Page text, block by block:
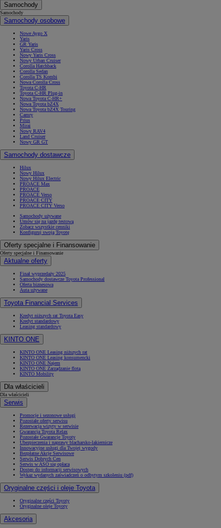
Samochody
Samochody
Samochody osobowe
Nowe Aygo X
Yaris
GR Yaris
Yaris Cross
Nowy Yaris Cross
Nowy Urban Cruiser
Corolla Hatchback
Corolla Sedan
Corolla TS Kombi
Nowa Corolla Cross
Toyota C-HR
Toyota C-HR Plug-in
Nowa Toyota C-HR+
Nowa Toyota bZ4X
Nowa Toyota bZ4X Touring
Camry
Prius
Mirai
Nowy RAV4
Land Cruiser
Nowy GR GT
Samochody dostawcze
Hilux
Nowy Hilux
Nowy Hilux Electric
PROACE Max
PROACE
PROACE Verso
PROACE CITY
PROACE CITY Verso
Samochody używane
Umów się na jazdę testową
Zobacz wszystkie cenniki
Konfiguruj swoją Toyotę
Oferty specjalne i Finansowanie
Oferty specjalne i Finansowanie
Aktualne oferty
Finał wyprzedaży 2025
Samochody dostawcze Toyota Professional
Oferta biznesowa
Auta używane
Toyota Financial Services
Kredyt niższych rat Toyota Easy
Kredyt standardowy
Leasing standardowy
KINTO ONE
KINTO ONE Leasing niższych rat
KINTO ONE Leasing konsumencki
KINTO ONE Najem
KINTO ONE Zarządzanie flotą
KINTO Mobility
Dla właścicieli
Dla właścicieli
Serwis
Promocje i sezonowe usługi
Pozostałe oferty serwisu
Rezerwacja wizyty w serwisie
Gwarancja Toyota Relax
Pozostałe Gwarancje Toyoty
Ubezpieczenia i naprawy blacharsko-lakiernicze
Innowacyjne usługi dla Twojej wygody
Bezpłatne Akcje Serwisowe
Serwis Dobrych Cen
Serwis w ASO się opłaca
Dostęp do informacji serwisowych
Wykaz wydanych zaświadczeń o odbytym szkoleniu (pdf)
Oryginalne części i oleje Toyota
Oryginalne części Toyoty
Oryginalne oleje Toyoty
Akcesoria